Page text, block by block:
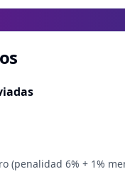
(penalidad 6% + 1%